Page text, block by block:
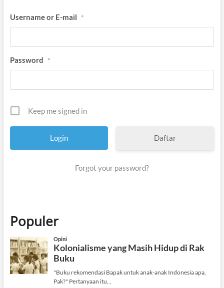
Username or E-mail *
Password *
Keep me signed in
Daftar
Forgot your password?
Populer